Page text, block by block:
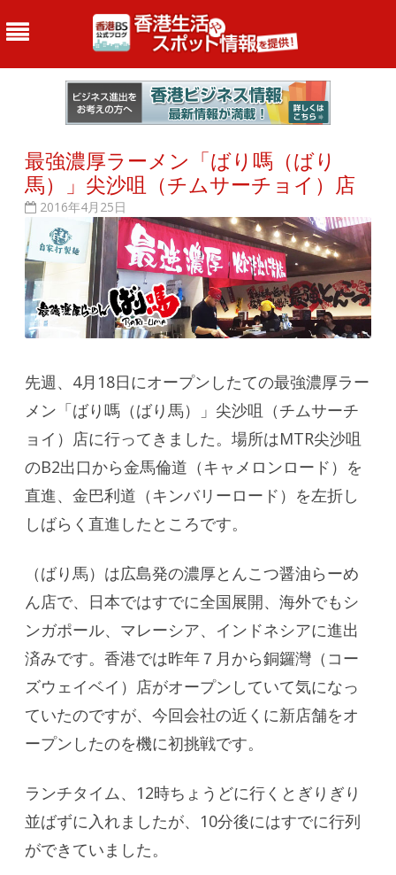
最強濃厚ラーメン「ばり嗎（ばり
馬）」尖沙咀（チムサーチョイ）店
2016年4月25日
先週、4月18日にオープンしたての最強濃厚ラー
メン「ばり嗎（ばり馬）」尖沙咀（チムサーチ
ョイ）店に行ってきました。場所はMTR尖沙咀
のB2出口から金馬倫道（キャメロンロード）を
直進、金巴利道（キンバリーロード）を左折し
しばらく直進したところです。
（ばり馬）は広島発の濃厚とんこつ醤油らーめ
ん店で、日本ではすでに全国展開、海外でもシ
ンガポール、マレーシア、インドネシアに進出
済みです。香港では昨年７月から銅鑼灣（コー
ズウェイベイ）店がオープンしていて気になっ
ていたのですが、今回会社の近くに新店舗をオ
ープンしたのを機に初挑戦です。
ランチタイム、12時ちょうどに行くとぎりぎり
並ばずに入れましたが、10分後にはすでに行列
ができていました。